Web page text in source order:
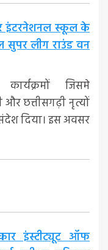
इंटरनेशनल स्कूल के
सुपर लीग राउंड वन
जिसमे
और छत्तीसगढ़ी नृत्यों
दिया। इस अवसर
इंस्टीट्यूट ऑफ